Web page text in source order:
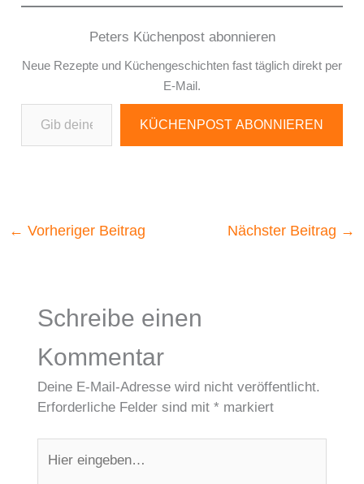
Peters Küchenpost abonnieren
Neue Rezepte und Küchengeschichten fast täglich direkt per
E-Mail.
Gib deine E-Mail-Adresse ein ...
KÜCHENPOST ABONNIEREN
← Vorheriger Beitrag Nächster Beitrag →
Schreibe einen
Kommentar
Deine E-Mail-Adresse wird nicht veröffentlicht.
Erforderliche Felder sind mit * markiert
eingeben…